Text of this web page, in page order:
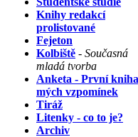
Knihy redakcí
prolistované
Fejeton
Kolbiště - Současná
mladá tvorba
Anketa - První kniha
mých vzpomínek
Tiráž
Litenky - co to je?
Archiv